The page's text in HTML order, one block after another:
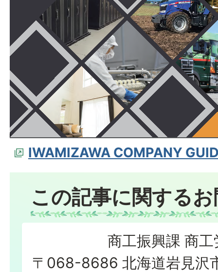
IWAMIZAWA COMPANY
この記事に関する
商工振興課 商工
〒068-8686 北海道岩見沢